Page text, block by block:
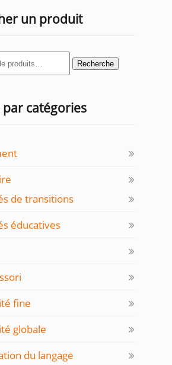
un produit
Recherche
catégories
de transitions
éducatives
fine
globale
du langage